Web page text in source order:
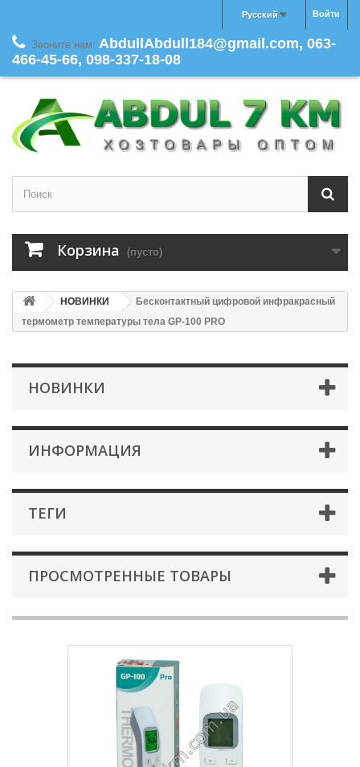
Войти
Русский
Звоните нам: AbdullAbdull184@gmail.com, 063-
466-45-66, 098-337-18-08
Корзина (пусто)
НОВИНКИ
Бесконтактный цифровой инфракрасный
термометр температуры тела GP-100 PRO
НОВИНКИ
ИНФОРМАЦИЯ
ТЕГИ
ПРОСМОТРЕННЫЕ ТОВАРЫ